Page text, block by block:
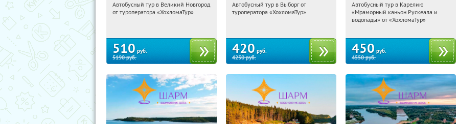
01:13:53 Купили:2
Автобусный тур в Великий Новгород
от туроператора «ХохломаТур»
510 руб.
5190руб.
01:13:53 Купили:
Автобусный тур в Выборг от
туроператора «ХохломаТур»
420 руб.
4230руб.
01:13:53 Купили:
Сенная площадь
Автобусный тур в Карелию
«Мраморный каньон Рускеала и
водопады» от «ХохломаТур»
450 руб.
4550руб.